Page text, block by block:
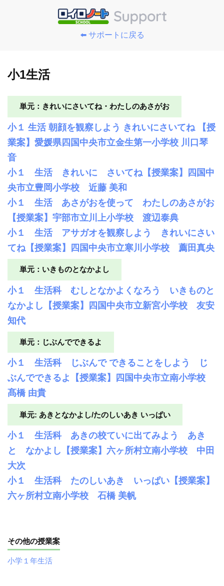
⬅️ サポートに戻る
小1生活
単元：きれいにさいてね・わたしのあさがお
小１ 生活 朝顔を観察しよう きれいにさいてね 【授
業案】愛媛県四国中央市立金生第一小学校 川口琴
音
小１ 生活 きれいに さいてね【授業案】四国中
央市立豊岡小学校 近藤 美和
小１ 生活 あさがおを使って わたしのあさがお
【授業案】宇部市立川上小学校 渡辺泰典
小１ 生活 アサガオを観察しよう きれいにさい
てね【授業案】四国中央市立寒川小学校 薦田真央
単元：いきものとなかよし
小１ 生活科 むしとなかよくなろう いきものと
なかよし【授業案】四国中央市立新宮小学校 友安
知代
単元：じぶんでできるよ
小１ 生活科 じぶんで できることをしよう じ
ぶんでできるよ【授業案】四国中央市立南小学校
髙橋 由貴
単元: あきとなかよし/たのしいあき いっぱい
小１ 生活科 あきの校ていに出てみよう あき
と なかよし【授業案】六ヶ所村立南小学校 中田
大次
小１ 生活科 たのしいあき いっぱい【授業案】
六ヶ所村立南小学校 石橋 美帆
その他の授業案
小学１年生活